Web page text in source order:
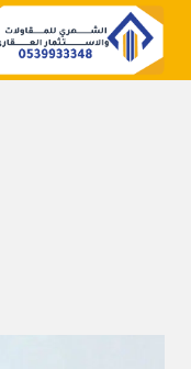
التجاوز
المحتوى